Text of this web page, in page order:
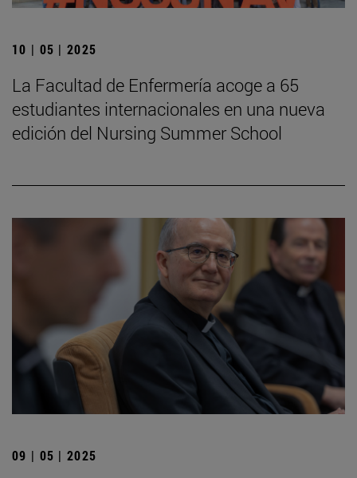
10 | 05 | 2025
La Facultad de Enfermería acoge a 65
estudiantes internacionales en una nueva
edición del Nursing Summer School
09 | 05 | 2025